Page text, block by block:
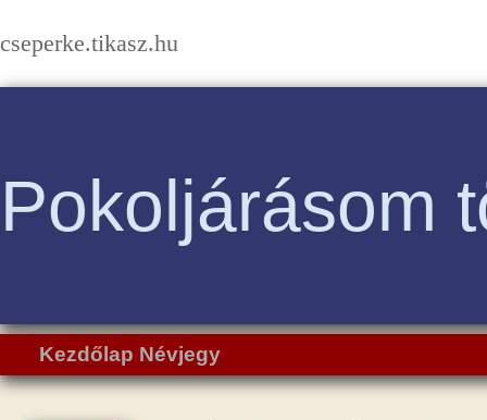
Pokoljárásom
cseperke.tikasz.hu
Kezdőlap Névjegy